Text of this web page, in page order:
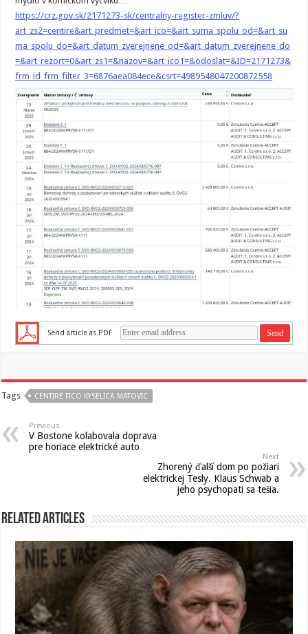
https://crz.gov.sk/2171273-sk/centralny-register-zmluv/?
art_zs2=centire&art_predmet=&art_ico=&art_suma_spolu_od=&art_su
ma_spolu_do=&art_datum_zverejnene_od=&art_datum_zverejnene_do
=&art_rezort=0&art_zs1=&nazov=&art_ico1=&odoslat=&ID=2171273&
frm_id_frm_filter_3=6876aea084ece&csrt=4989548047200872558
Send article as PDF
Tags CENTIRE FICO KYSELICA MATOVIC
Previous
V Bostone kolabovala doprava
pre horiace elektrické auto
Next
Zhorený ďalší dom po požiari
elektrickej Tesly. Klaus Schwab a
jeho psychopati sa tešia.
Related Articles